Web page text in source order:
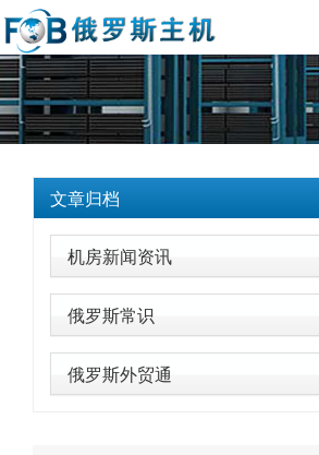
文章归档
机房新闻资讯
俄罗斯常识
俄罗斯外贸通